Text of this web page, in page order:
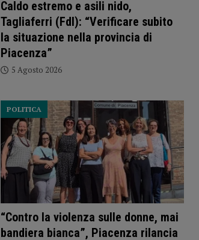
Caldo estremo e asili nido,
Tagliaferri (FdI): “Verificare subito
la situazione nella provincia di
Piacenza”
5 Agosto 2026
“Contro la violenza sulle donne, mai
bandiera bianca”, Piacenza rilancia
POLITICA